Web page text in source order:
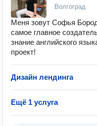
Волгоград
Меня зовут Софья
самое главное
знание английского
проект!
Дизайн лендинга
Ещё 1 услуга